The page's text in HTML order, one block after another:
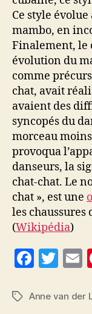
Ce style
mambo, en
Finalement, le
évolution du
comme
chat, avait
avaient des
syncopés du
morceau
provoqua
danseurs, la
chat-chat. Le
chat », est une
les chaussures
(Wikipédia)
F
c
T
itt
Étiquettes
Anne van der